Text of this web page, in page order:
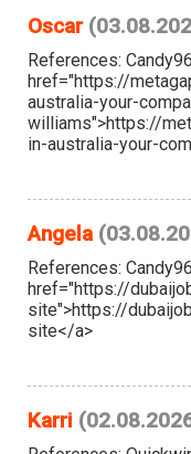
Oscar
References:
href="https://
australia-your-
williams">https://
in-australia-your-
Angela
References:
href="https://
site">https://
site</a>
Karri